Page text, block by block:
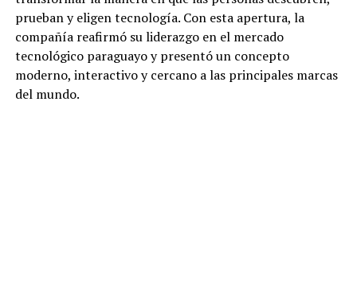
prueban y eligen tecnología. Con esta apertura, la
compañía reafirmó su liderazgo en el mercado
tecnológico paraguayo y presentó un concepto
moderno, interactivo y cercano a las principales marcas
del mundo.